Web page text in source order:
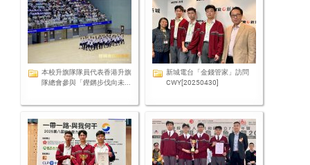
本校升旗隊隊員代表香港升旗
隊總會參與「鏗鏘步伐向未...
新城電台「金錢管家」訪問
CWY[20250430]